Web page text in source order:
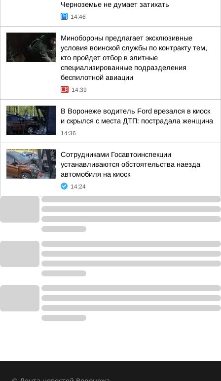
Черноземье не думает затихать
14:46
Минобороны предлагает эксклюзивные
условия воинской службы по контракту тем,
кто пройдет отбор в элитные
специализированные подразделения
беспилотной авиации
14:39
В Воронеже водитель Ford врезался в киоск
и скрылся с места ДТП: пострадала женщина
14:36
Сотрудниками Госавтоинспекции
устанавливаются обстоятельства наезда
автомобиля на киоск
14:24